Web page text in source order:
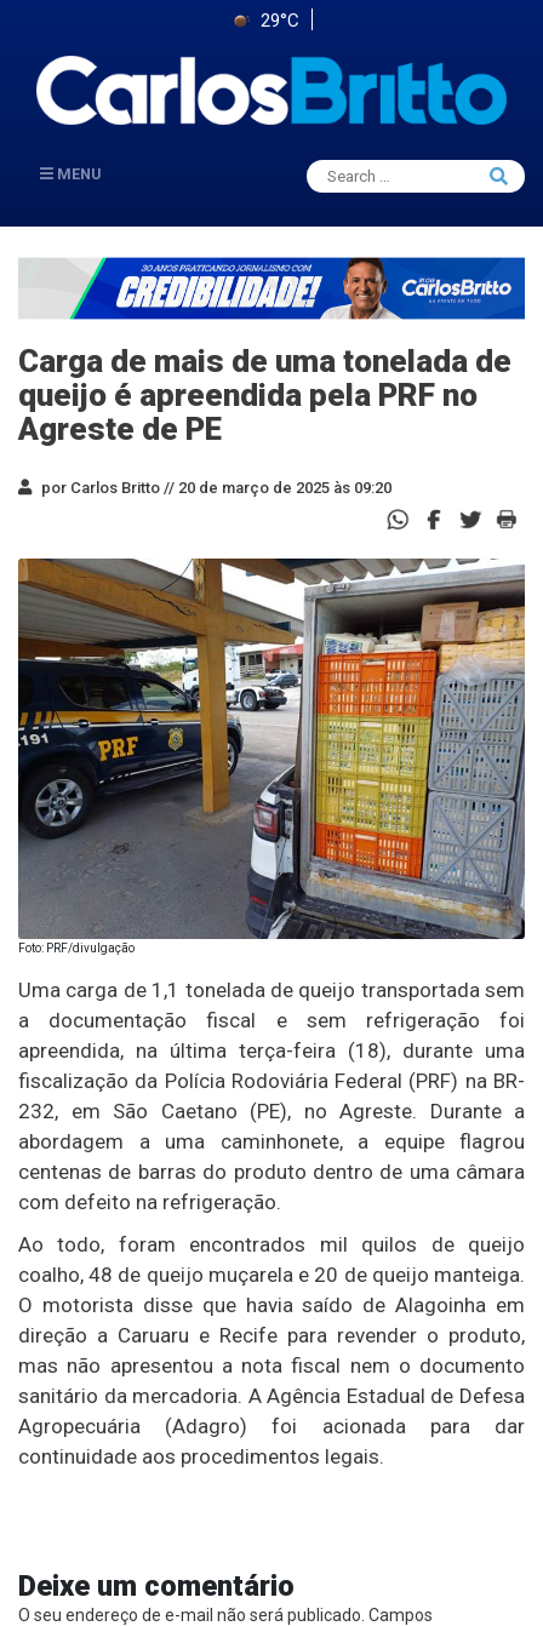
29°C
MENU
Search
for:
Search
Carga de mais de uma tonelada de
queijo é apreendida pela PRF no
Agreste de PE
por Carlos Britto // 20 de março de 2025 às 09:20
Foto: PRF/divulgação
Uma carga de 1,1 tonelada de queijo transportada sem
a documentação fiscal e sem refrigeração foi
apreendida, na última terça-feira (18), durante uma
fiscalização da Polícia Rodoviária Federal (PRF) na BR-
232, em São Caetano (PE), no Agreste. Durante a
abordagem a uma caminhonete, a equipe flagrou
centenas de barras do produto dentro de uma câmara
com defeito na refrigeração.
Ao todo, foram encontrados mil quilos de queijo
coalho, 48 de queijo muçarela e 20 de queijo manteiga.
O motorista disse que havia saído de Alagoinha em
direção a Caruaru e Recife para revender o produto,
mas não apresentou a nota fiscal nem o documento
sanitário da mercadoria. A Agência Estadual de Defesa
Agropecuária (Adagro) foi acionada para dar
continuidade aos procedimentos legais.
Deixe um comentário
O seu endereço de e-mail não será publicado. Campos